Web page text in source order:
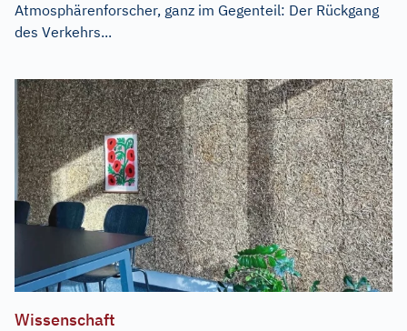
Atmosphärenforscher, ganz im Gegenteil: Der Rückgang
des Verkehrs...
Wissenschaft